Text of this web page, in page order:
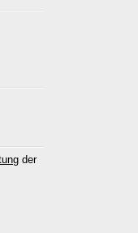
der